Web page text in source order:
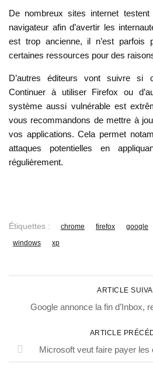
De nombreux sites internet testent
navigateur afin d’avertir les
est trop ancienne, il n’est parfois
certaines ressources pour des
D’autres éditeurs vont suivre si
Continuer à utiliser Firefox ou
système aussi vulnérable est
vous recommandons de mettre à
vos applications. Cela permet
attaques potentielles en
régulièrement.
Étiquettes : chrome firefox google
windows
xp
ARTICLE
Google annonce la fin d’Inbox,
ARTICLE
Microsoft veut faire payer